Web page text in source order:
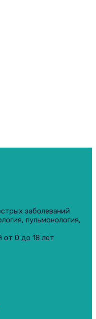
заболеваний
пульмонология,
от 0 до 18 лет